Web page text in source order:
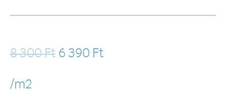
8 300Ft 6 390 Ft
/m2